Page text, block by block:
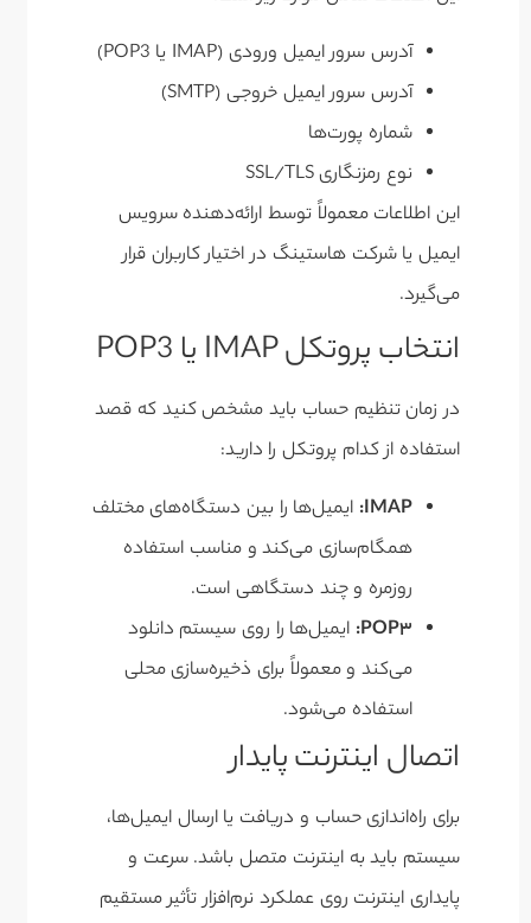
آدرس سرور ایمیل ورودی (IMAP یا POP3)
آدرس سرور ایمیل خروجی (SMTP)
شماره پورت‌ها
نوع رمزنگاری SSL/TLS
این اطلاعات معمولاً توسط ارائه‌دهنده سرویس
ایمیل یا شرکت هاستینگ در اختیار کاربران قرار
می‌گیرد.
انتخاب پروتکل IMAP یا POP3
در زمان تنظیم حساب باید مشخص کنید که قصد
استفاده از کدام پروتکل را دارید:
IMAP: ایمیل‌ها را بین دستگاه‌های مختلف
همگام‌سازی می‌کند و مناسب استفاده
روزمره و چند دستگاهی است.
POP3: ایمیل‌ها را روی سیستم دانلود
می‌کند و معمولاً برای ذخیره‌سازی محلی
استفاده می‌شود.
اتصال اینترنت پایدار
برای راه‌اندازی حساب و دریافت یا ارسال ایمیل‌ها،
سیستم باید به اینترنت متصل باشد. سرعت و
پایداری اینترنت روی عملکرد نرم‌افزار تأثیر مستقیم